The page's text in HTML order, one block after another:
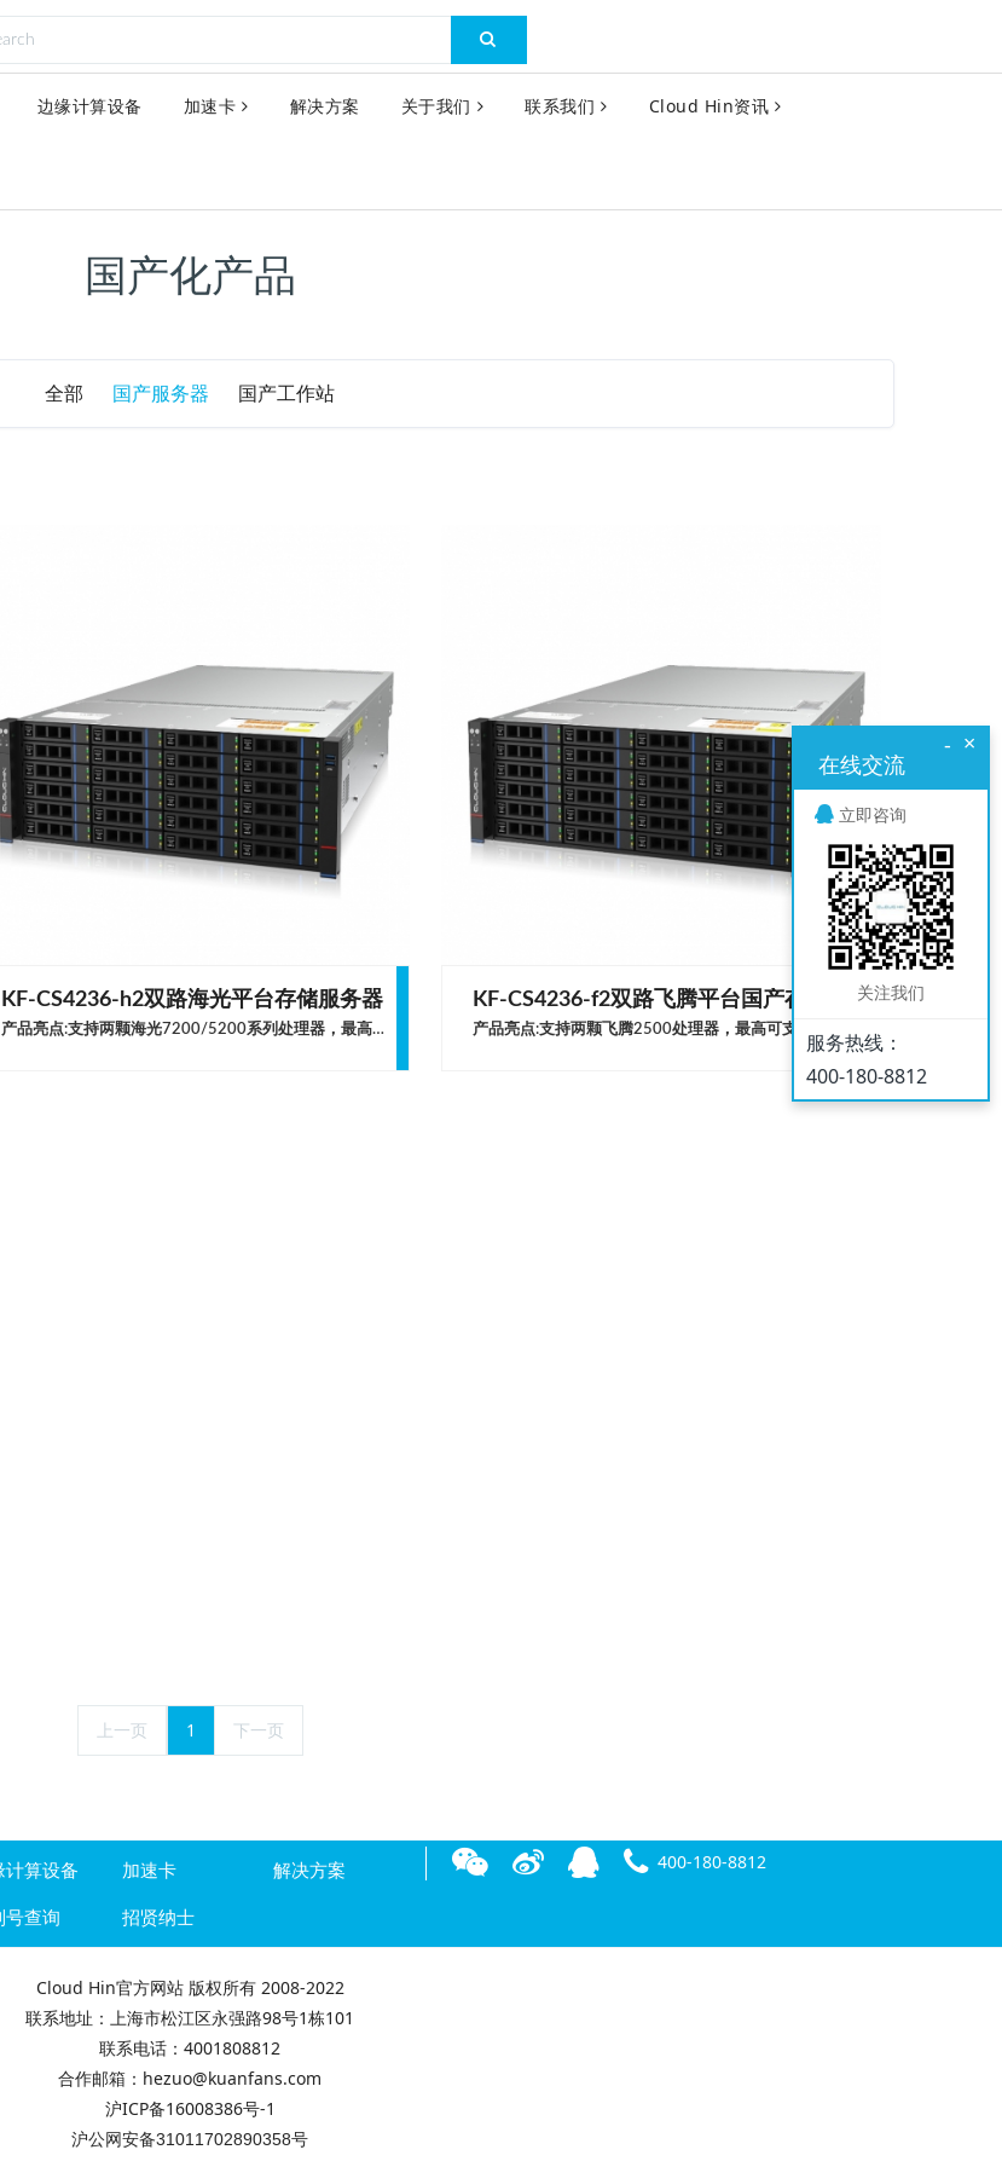
边缘计算设备 加速卡 解决方案 关于我们 联系我们 Cloud Hin资讯
国产化产品
全部 国产服务器 国产工作站
KF-CS4236-h2双路海光平台存储服务器
产品亮点:支持两颗海光7200/5200系列处理器，最高可支持4TB内存容量4U标准机架式服务器，可支持36个热插拔3.5或2.5英寸SAS/SATA存储设备模块化设计，支持多种PCIe设备和存储设备的组合选择支持远程管理，易于部署和维护适用领域 · 云计算 · 大数据处理 · 分布式存储产品规格处理器支持2颗最高集成32核心的海光2号 7200/5200系列处理器内存32个DDR4 D
KF-CS4236-f2双路飞腾平台国产存储服务器
上一页 1 下一页
计算设备 加速卡
解决方案
号查询 招贤纳士
400-180-8812
Cloud Hin官方网站 版权所有 2008-2022
联系地址：上海市松江区永强路98号1栋101
联系电话：4001808812
合作邮箱：hezuo@kuanfans.com
沪ICP备16008386号-1
沪公网安备31011702890358号
×
-
在线交流
立即咨询
关注我们
服务热线：
400-180-8812